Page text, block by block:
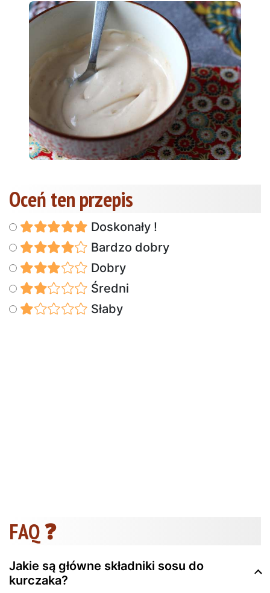
Oceń ten przepis
Doskonały !
Bardzo dobry
Dobry
Średni
Słaby
FAQ ❓
Jakie są główne składniki sosu do
kurczaka?